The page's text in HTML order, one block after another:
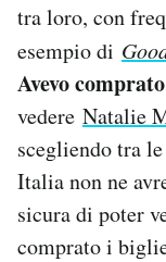
Regala il Post
Hai bisogno di
tra loro, con
esempio di
Avevo
vedere Natalie
scegliendo tra
Italia non ne
sicura di poter
comprato i